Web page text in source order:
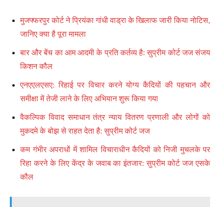
मुजफ्फरपुर कोर्ट ने प्रियंका गांधी वाड्रा के खिलाफ जारी किया नोटिस,
जानिए क्या है पूरा मामला
बार और बेंच का आम आदमी के प्रति कर्तव्य है: सुप्रीम कोर्ट जज संजय
किशन कौल
एनएएलएसए: रिहाई पर विचार करने योग्य कैदियों की पहचान और
समीक्षा में तेजी लाने के लिए अभियान शुरू किया गया
वैकल्पिक विवाद समाधान तंत्र न्याय वितरण प्रणाली और लोगों को
मुकदमे के बोझ से राहत देता है: सुप्रीम कोर्ट जज
कम गंभीर अपराधों में शामिल विचाराधीन कैदियों को निजी मुचलके पर
रिहा करने के लिए केंद्र के जवाब का इंतजार: सुप्रीम कोर्ट जज एसके
कौल